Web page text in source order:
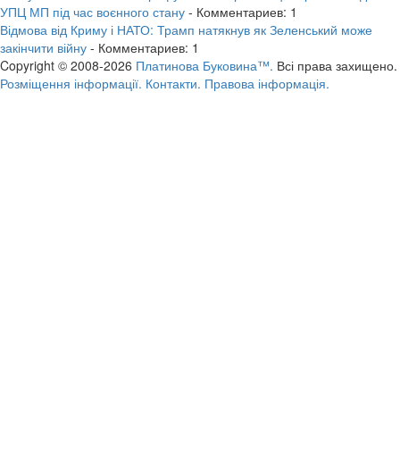
УПЦ МП під час воєнного стану - Комментариев: 1
Відмова від Криму і НАТО: Трамп натякнув як Зеленський може
закінчити війну - Комментариев: 1
Copyright © 2008-2026 Платинова Буковина™. Всі права захищено.
Розміщення інформації. Контакти. Правова інформація.